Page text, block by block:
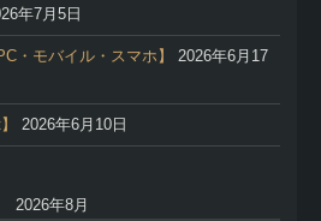
年7月5日
・モバイル・スマホ】
2026年6月17
2026年6月10日
2026年8月